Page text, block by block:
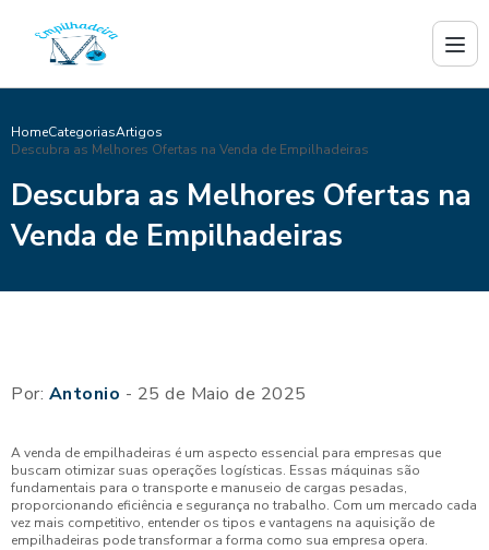
HomeCategoriasArtigos
Descubra as Melhores Ofertas na Venda de Empilhadeiras
Descubra as Melhores Ofertas na
Venda de Empilhadeiras
Por: Antonio - 25 de Maio de 2025
A venda de empilhadeiras é um aspecto essencial para empresas que
buscam otimizar suas operações logísticas. Essas máquinas são
fundamentais para o transporte e manuseio de cargas pesadas,
proporcionando eficiência e segurança no trabalho. Com um mercado cada
vez mais competitivo, entender os tipos e vantagens na aquisição de
empilhadeiras pode transformar a forma como sua empresa opera.